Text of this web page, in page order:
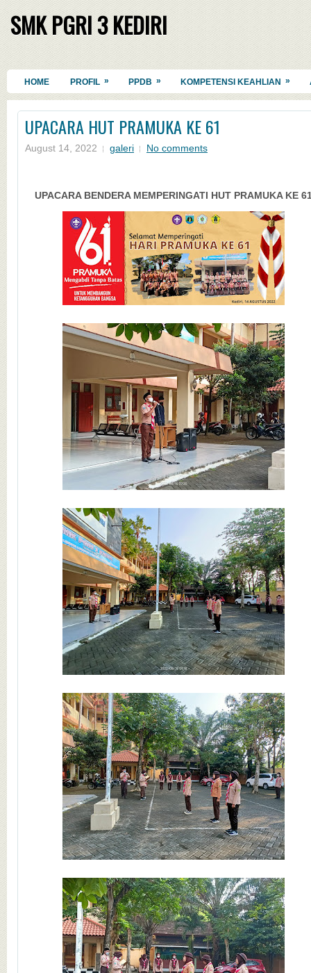
SMK PGRI 3 KEDIRI
HOME PROFIL » PPDB » KOMPETENSI KEAHLIAN »
UPACARA HUT PRAMUKA KE 61
August 14, 2022 galeri No comments
UPACARA BENDERA MEMPERINGATI HUT PRAMUKA KE